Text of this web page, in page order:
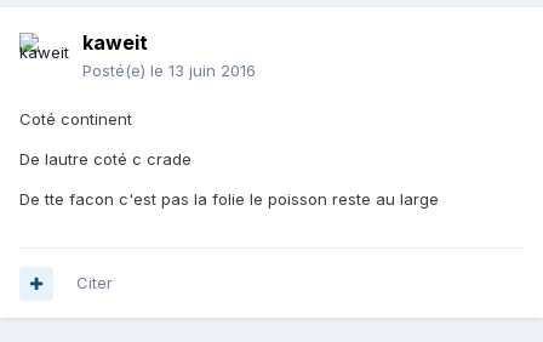
kaweit
Posté(e) le 13 juin 2016
Coté continent
De lautre coté c crade
De tte facon c'est pas la folie le poisson reste au large
Citer